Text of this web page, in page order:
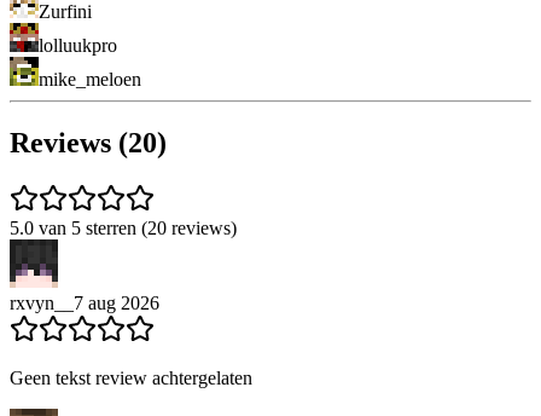
Zurfini
lolluukpro
mike_meloen
Reviews (20)
5.0 van 5 sterren (20 reviews)
rxvyn__ 7 aug 2026
Geen tekst review achtergelaten